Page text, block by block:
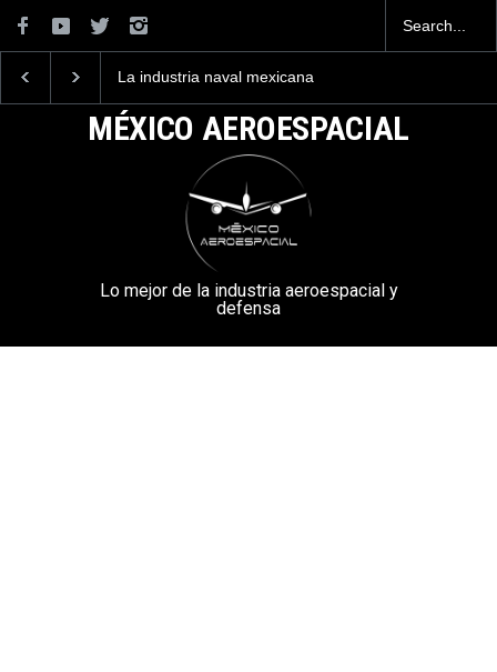
La industria naval mexicana
la Armada de México
mexicanos cuesta 2.9
millones de dólares
MÉXICO AEROESPACIAL
Lo mejor de la industria aeroespacial y
defensa